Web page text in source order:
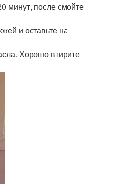
минут, после смойте
и оставьте на
Хорошо втирите